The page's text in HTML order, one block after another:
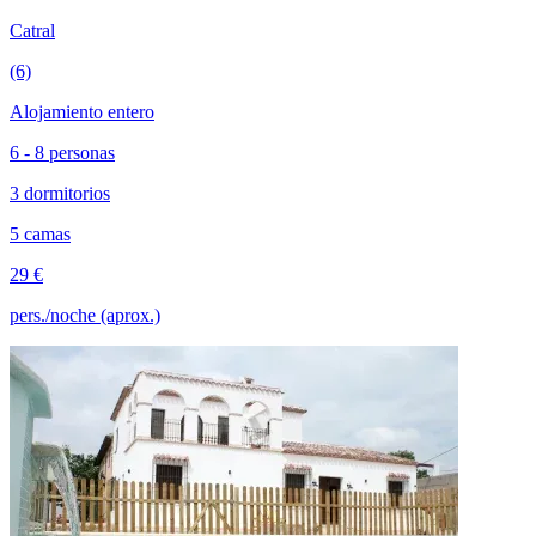
Catral
(6)
Alojamiento entero
6 - 8 personas
3 dormitorios
5 camas
29 €
pers./noche (aprox.)